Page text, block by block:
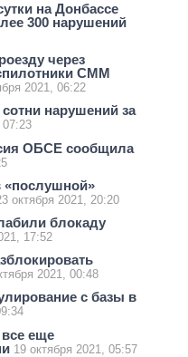
на Донбассе
300 нарушений
через
СММ
2021, 06:22
нарушений за
07:23
ОБСЕ сообщила
«послушной»
октября 2021, 20:20
блокаду
17:52
2021, 00:48
с базы в
еще
19 октября 2021, 05:57